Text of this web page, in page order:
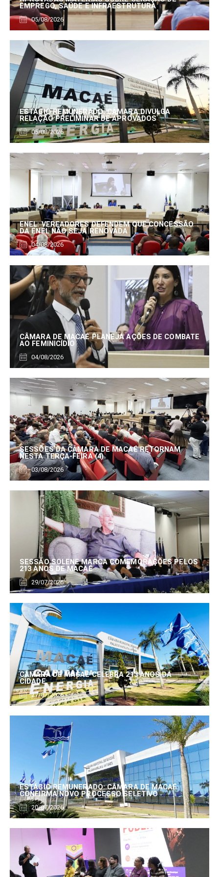
EMPREGO, SAÚDE E INFRAESTRUTURA
05/08/2026
ESTÁGIO REMUNERADO: CÂMARA DIVULGA
RELAÇÃO PRELIMINAR DE APROVADOS
05/08/2026
ENEL: VEREADORES DEFENDEM QUE CONCESSÃO
DA ENEL NÃO SEJA RENOVADA
04/08/2026
CÂMARA DE MACAÉ PLANEJA AÇÕES DE COMBATE
AO FEMINICÍDIO
04/08/2026
SESSÕES DA CÂMARA DE MACAÉ RETORNAM
NESTA TERÇA-FEIRA (4)
03/08/2026
SESSÃO SOLENE MARCA COMEMORAÇÕES PELOS
213 ANOS DE MACAÉ
29/07/2026
CÂMARA DE MACAÉ CELEBRA 213 ANOS DA
CIDADE
27/07/2026
ESTÁGIO REMUNERADO: CÂMARA DE MACAÉ
CONFIRMA NOVO PROCESSO SELETIVO
20/07/2026